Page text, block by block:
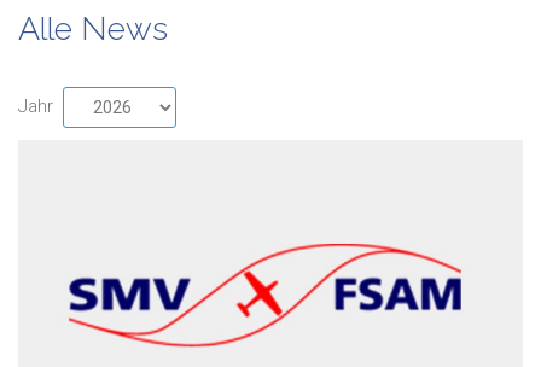
Alle News
Jahr